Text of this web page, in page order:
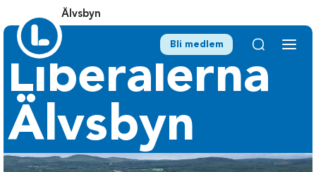
Älvsbyn
Bli medlem
Liberalerna
Älvsbyn